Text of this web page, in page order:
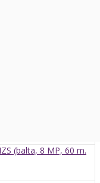
(balta, 8 MP, 60 m.